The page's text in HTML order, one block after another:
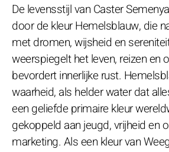
De levensstijl van Caster
door de kleur Hemelsblauw, die
met dromen, wijsheid en
weerspiegelt het leven, reizen en
bevordert innerlijke rust.
waarheid, als helder water dat
een geliefde primaire kleur
gekoppeld aan jeugd, vrijheid en
marketing. Als een kleur van